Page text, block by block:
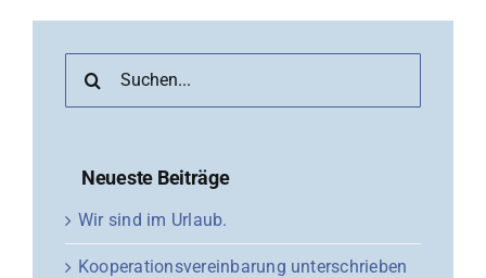
nach:
Neueste Beiträge
Wir sind im Urlaub.
Kooperationsvereinbarung unterschrieben